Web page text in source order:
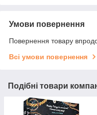
Умови повернення
Повернення товару
Всі умови повернення
Подібні товари